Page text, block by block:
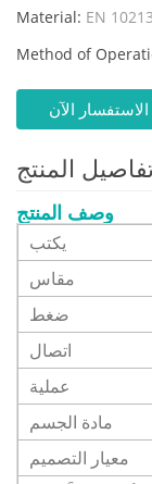
Material: EN
Method of
الاستفسار الآن
المنتج
وصف المنتج
يكتب
مقاس
ضغط
اتصال
عملية
مادة الجسم
معيار التصميم